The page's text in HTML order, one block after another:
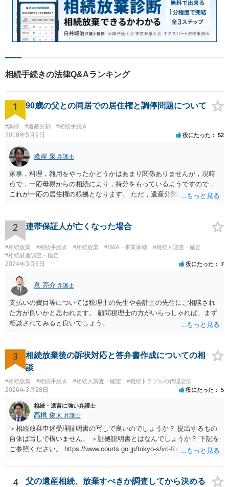
相続手続きの法律Q&Aランキング
1 90歳の父との同居での居住権と調停問題について
#調停 #遺産分割 #相続手続き
2018年5月9日 役にたった 52
峰岸 泉 弁護士
家事，料理，雑用をやったかどうかはあまり関係ありませんが，現時
点で，一応母親からの相続により，持分をもっているようですので，
これが一応の居住権の根拠となります。 ただ，遺産分割により，母の
2 連帯保証人が亡くなった場合
#相続放棄 #相続手続き #相続放棄 #M&A・事業承継
#相続人調査・確定
#相続財産調査・鑑定
2024年3月6日 役にたった 7
泉 亮介 弁護士
支払いの費目等については税理士の先生や会計士の先生にご相談され
た方が良いかと思われます。 顧問税理士の方がいらっしゃれば、まず
相談されてみると良いでしょう。
3
相続放棄後の訴状対応と答弁書作成についての相
談
#相続放棄 #相続手続き #相続人調査・確定 #相続トラブルの代理交渉
2026年3月28日 役にたった 5
相続・遺言に強い弁護士
髙橋 俊太 弁護士
＞相続放棄申述受理証明書の写しで良いのでしょうか？ 提出するもの
自体は写しで構いません。 ＞証拠説明書とはなんでしょうか？ 下記を
ご参照ください。 https://www.courts.go.jp/tokyo-s/vc-files/tokyo-s/file/
4
父の遺産相続、放棄すべきか調査してから決める